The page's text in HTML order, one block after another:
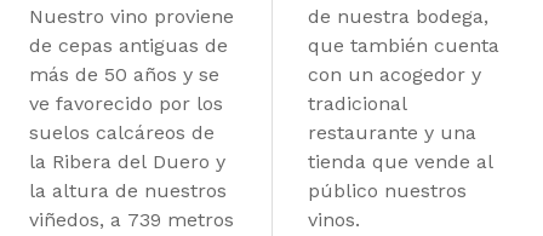
Nuestro vino proviene
de cepas antiguas de
más de 50 años y se
ve favorecido por los
suelos calcáreos de
la Ribera del Duero y
la altura de nuestros
viñedos, a 739 metros
de nuestra bodega,
que también cuenta
con un acogedor y
tradicional
restaurante y una
tienda que vende al
público nuestros
vinos.